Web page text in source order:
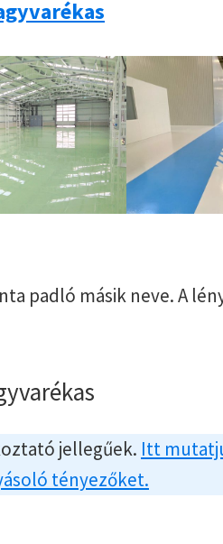
padló másik neve. A
jellegűek. Itt
tényezőket.